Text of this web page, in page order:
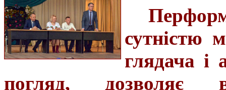
сутністю
глядача
погляд, дозволяє